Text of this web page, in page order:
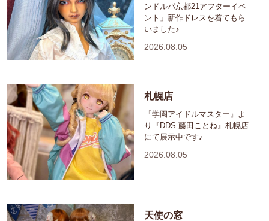
ンドルパ京都21アフターイベ
ント」新作ドレスを着てもら
いました♪
2026.08.05
札幌店
『学園アイドルマスター』よ
り『DDS 藤田ことね』札幌店
にて展示中です♪
2026.08.05
天使の窓